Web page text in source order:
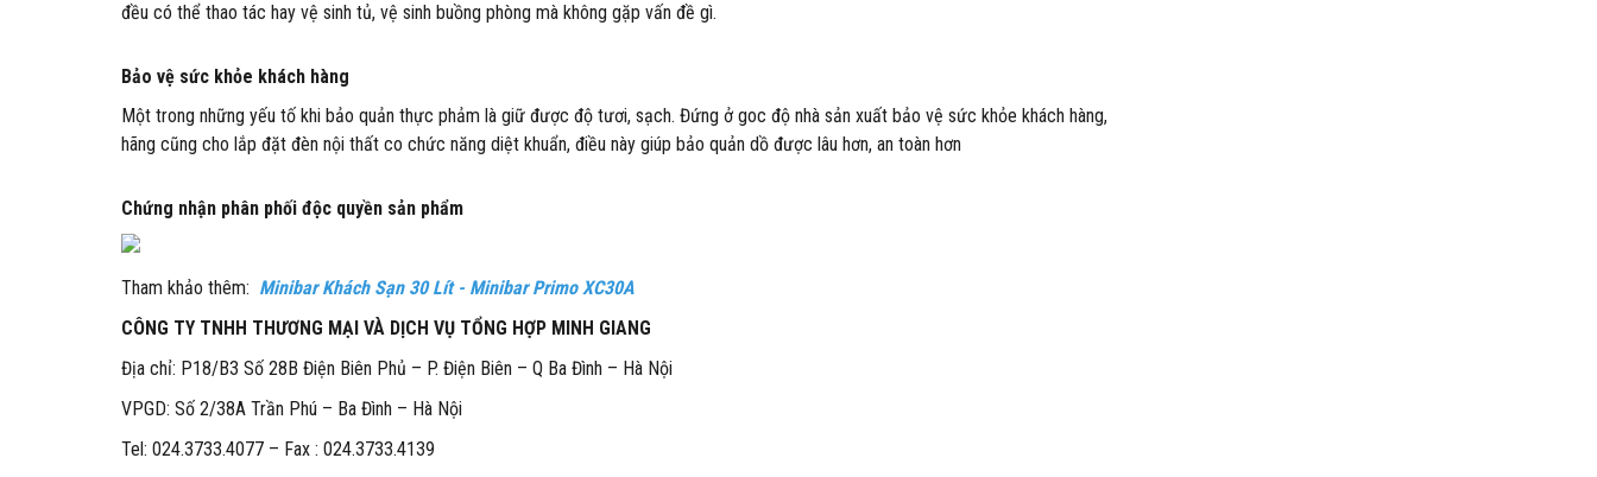
đều có thể thao tác hay vệ sinh tủ, vệ sinh buồng phòng mà không gặp vấn đề gì.
Bảo vệ sức khỏe khách hàng
Một trong những yếu tố khi bảo quản thực phảm là giữ được độ tươi, sạch. Đứng ở goc độ nhà sản xuất bảo vệ sức khỏe khách hàng,
hãng cũng cho lắp đặt đèn nội thất co chức năng diệt khuẩn, điều này giúp bảo quản dồ được lâu hơn, an toàn hơn
Chứng nhận phân phối độc quyền sản phẩm
Tham khảo thêm: Minibar Khách Sạn 30 Lít - Minibar Primo XC30A
CÔNG TY TNHH THƯƠNG MẠI VÀ DỊCH VỤ TỔNG HỢP MINH GIANG
Địa chỉ: P18/B3 Số 28B Điện Biên Phủ – P. Điện Biên – Q Ba Đình – Hà Nội
VPGD: Số 2/38A Trần Phú – Ba Đình – Hà Nội
Tel: 024.3733.4077 – Fax : 024.3733.4139